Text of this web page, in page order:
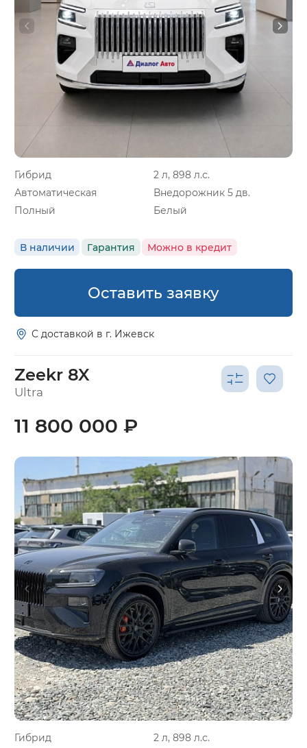
Гибрид
2 л, 898 л.с.
Автоматическая
Внедорожник 5 дв.
Полный
Белый
В наличии Гарантия Можно в кредит
Оставить заявку
С доставкой в г. Ижевск
Zeekr 8X
Ultra
Гибрид
2 л, 898 л.с.
11 800 000 ₽